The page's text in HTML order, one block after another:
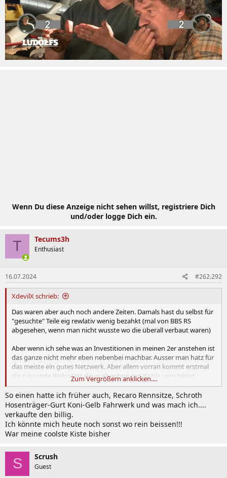
Wenn Du diese Anzeige nicht sehen willst, registriere Dich
und/oder logge Dich ein.
T Tecums3h
Enthusiast
16.07.2024 #262.292
XdevilX schrieb:
Das waren aber auch noch andere Zeiten. Damals hast du selbst für
"gesuchte" Teile eig rewlativ wenig bezahkt (mal von BBS RS
abgesehen, wenn man nicht wusste wo die überall verbaut waren)
Aber wenn ich sehe was an Investitionen in meinen 2er anstehen ist
das ganze nicht mehr eben nebenbei machbar. Ausser man hatz für
das meiste ein gutes Netzwerk. Aber allem vorran kommt erstmal
die passende Wekrstatt die auch schon gut Kohle verschlingt.
Anhang anzeigen 1011941
Zum Vergrößern anklicken....
So einen hatte ich früher auch, Recaro Rennsitze, Schroth
Hosenträger-Gurt Koni-Gelb Fahrwerk und was mach ich....
verkaufte den billig.
Ich könnte mich heute noch sonst wo rein beissen!!!
War meine coolste Kiste bisher
S Scrush
Guest